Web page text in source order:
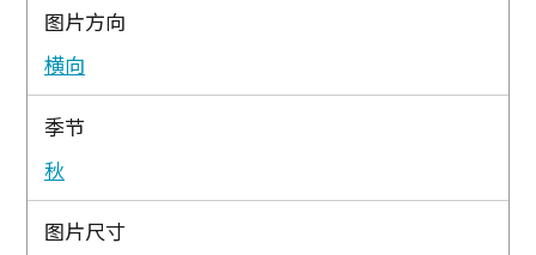
图片方向
横向
季节
秋
图片尺寸